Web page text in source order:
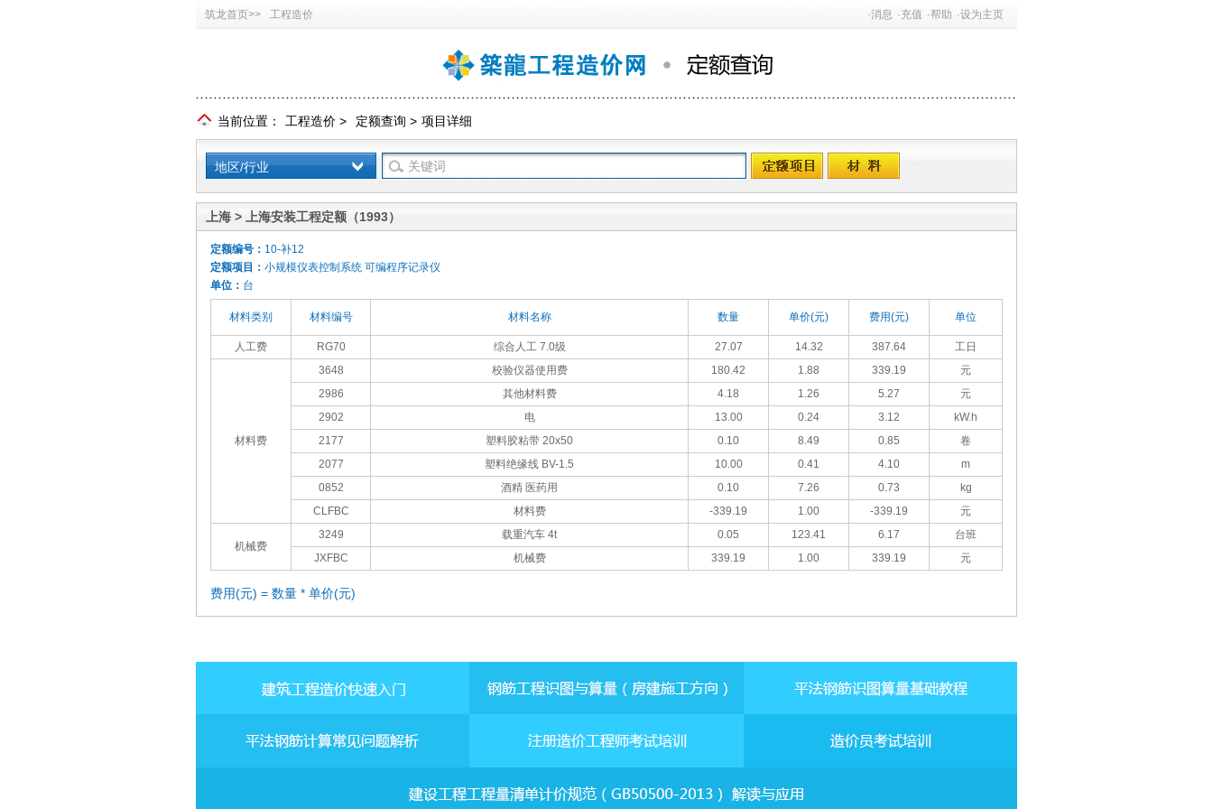
筑龙首页>> 工程造价 ·消息 ·充值 ·帮助 ·设为主页
当前位置： 工程造价 > 定额查询 > 项目详细
地区/行业
上海 > 上海安装工程定额（1993）
定额编号： 10-补12
定额项目： 小规模仪表控制系统 可编程序记录仪
单位： 台
材料类别 材料编号 材料名称 数量 单价(元) 费用(元) 单位
人工费 RG70 综合人工 7.0级 27.07 14.32 387.64 工日
材料费
3648 校验仪器使用费 180.42 1.88 339.19
元
2986
其他材料费 4.18 1.26 5.27
元
2902
电 13.00 0.24 3.12
kW.h
2177
塑料胶粘带 20x50 0.10 8.49 0.85
卷
2077
塑料绝缘线 BV-1.5 10.00 0.41 4.10
m
0852
酒精 医药用 0.10 7.26 0.73
kg
CLFBC
材料费 -339.19 1.00 -339.19 元
机械费
3249 载重汽车 4t 0.05 123.41 6.17
台班
JXFBC
机械费 339.19 1.00 339.19 元
费用(元) = 数量 * 单价(元)